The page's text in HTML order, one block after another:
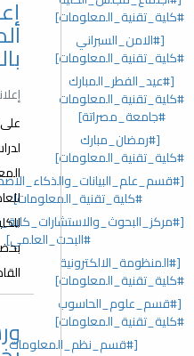
#كلية_تقنية_المعلومات]
[#الامن_السبراني
#كلية_تقنية_المعلومات]
[#عيد_الفطر_المبارك
#كلية_تقنية_المعلومات
#جامعة_مصراتة]
[#رمضان_مبارك
#كلية_تقنية_المعلومات]
#كلية_تقنية_المعلومات]
#البحث_العلمي]
[#المنظومة_الالكترونية
#كلية_تقنية_المعلومات]
[#قسم_علوم_الحاسوب
#كلية_تقنية_المعلومات]
[#قسم_نظم_المعلومات